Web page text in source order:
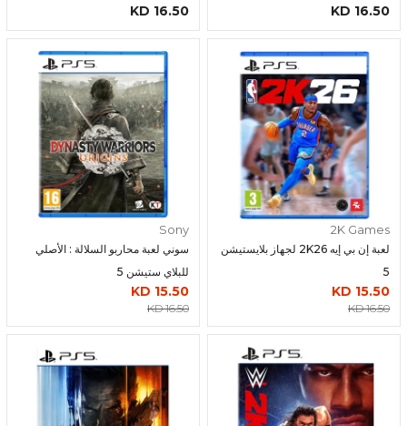
16.50 KD
16.50 KD
لعبة إن بي إيه 2K26 لجهاز بلايستيشن
5
2K Games
15.50 KD
16.50 KD
سوني لعبة محاربو السلالة : الأصلي
للبلاي ستيشن 5
Sony
15.50 KD
16.50 KD